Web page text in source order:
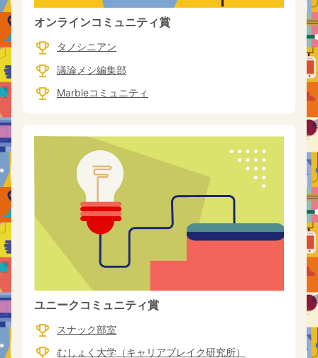
オンラインコミュニティ賞
タノシニアン
議論メシ編集部
Marbleコミュニティ
ユニークコミュニティ賞
スナック部室
むしょく大学（キャリアブレイク研究所）